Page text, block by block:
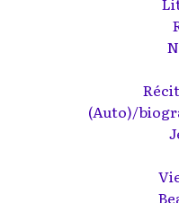
(Auto)/